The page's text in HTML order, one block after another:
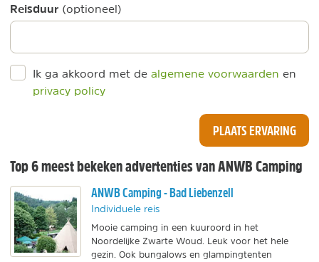
Reisduur (optioneel)
Ik ga akkoord met de algemene voorwaarden en
privacy policy
PLAATS ERVARING
Top 6 meest bekeken advertenties van ANWB Camping
ANWB Camping - Bad Liebenzell
Individuele reis
Mooie camping in een kuuroord in het
Noordelijke Zwarte Woud. Leuk voor het hele
gezin. Ook bungalows en glampingtenten